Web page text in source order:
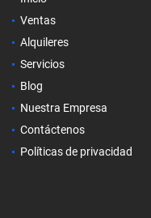
Ventas
Alquileres
Servicios
Blog
Nuestra Empresa
Contáctenos
Políticas de privacidad